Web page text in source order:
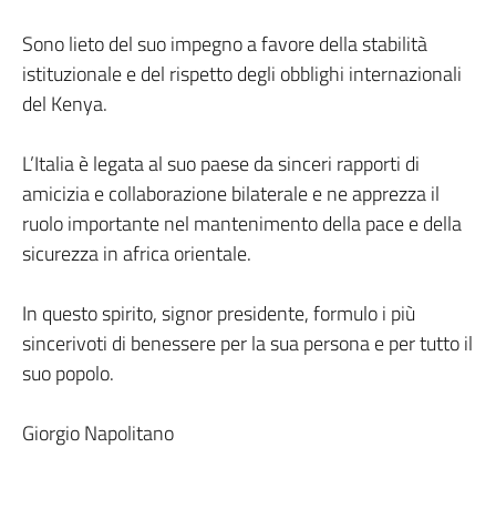
Sono lieto del suo impegno a favore della stabilità
istituzionale e del rispetto degli obblighi internazionali
del Kenya.
L’Italia è legata al suo paese da sinceri rapporti di
amicizia e collaborazione bilaterale e ne apprezza il
ruolo importante nel mantenimento della pace e della
sicurezza in africa orientale.
In questo spirito, signor presidente, formulo i più
sincerivoti di benessere per la sua persona e per tutto il
suo popolo.
Giorgio Napolitano